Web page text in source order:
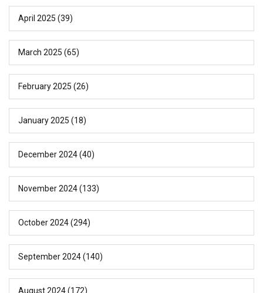
April 2025 (39)
March 2025 (65)
February 2025 (26)
January 2025 (18)
December 2024(40)
November 2024(133)
October 2024(294)
September 2024(140)
August 2024(172)